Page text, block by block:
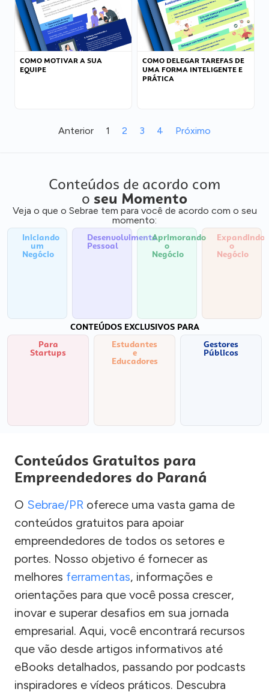
COMO MOTIVAR A SUA
EQUIPE
COMO DELEGAR TAREFAS DE
UMA FORMA INTELIGENTE E
PRÁTICA
Anterior 1 2 3 4 Próximo
Conteúdos de acordo com
o seu Momento
Veja o que o Sebrae tem para você de acordo com o seu
momento:
Iniciando
um
Negócio
Desenvolvimento
Pessoal
Aprimorando
o
Negócio
Expandindo
o
Negócio
CONTEÚDOS EXCLUSIVOS PARA
Para
Startups
Estudantes
e
Educadores
Gestores
Públicos
Conteúdos Gratuitos para
Empreendedores do Paraná
O Sebrae/PR oferece uma vasta gama de
conteúdos gratuitos para apoiar
empreendedores de todos os setores e
portes. Nosso objetivo é fornecer as
melhores ferramentas, informações e
orientações para que você possa crescer,
inovar e superar desafios em sua jornada
empresarial. Aqui, você encontrará recursos
que vão desde artigos informativos até
eBooks detalhados, passando por podcasts
inspiradores e vídeos práticos. Descubra